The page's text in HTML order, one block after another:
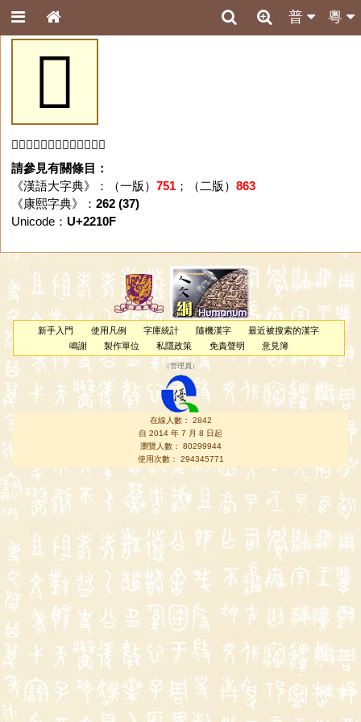
粵
普
𢄏
「𢄏」字未收錄於本資料庫。
請參見有關條目：
《漢語大字典》：（一版） 751；（二版） 863
《康熙字典》： 262 (37)
Unicode： U+2210F
新手入門 使用凡例 字庫統計 隨機漢字
最近被搜索的漢字
鳴謝
製作單位 私隱政策 免責聲明 意見簿
（管理員 ）
在線人數： 2842
自 2014 年 7 月 8 日起
瀏覽人數： 80299944
使用次數： 294345771